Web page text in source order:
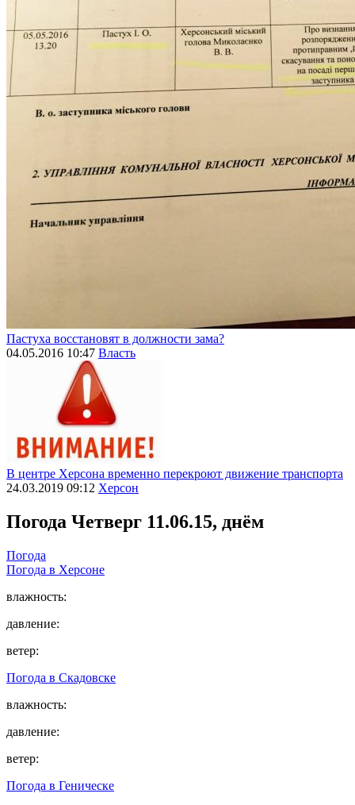
Пастуха восстановят в должности зама?
04.05.2016 10:47 Власть
В центре Херсона временно перекроют движение транспорта
24.03.2019 09:12 Херсон
Погода Четверг 11.06.15, днём
Погода
Погода в Херсоне
влажность:
давление:
ветер:
Погода в Скадовске
влажность:
давление:
ветер:
Погода в Геническе